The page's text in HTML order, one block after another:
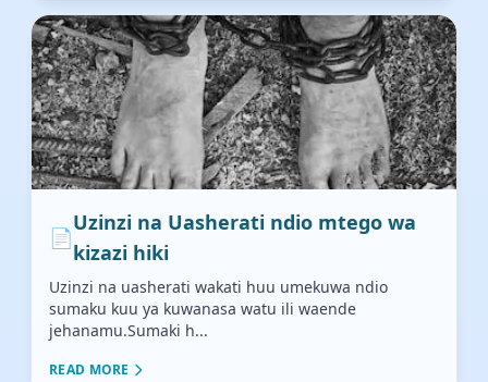
📄
Uzinzi na Uasherati ndio mtego wa
kizazi hiki
Uzinzi na uasherati wakati huu umekuwa ndio
sumaku kuu ya kuwanasa watu ili waende
jehanamu.Sumaki h...
READ MORE